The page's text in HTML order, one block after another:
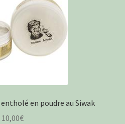
en poudre au Siwak
10,00€